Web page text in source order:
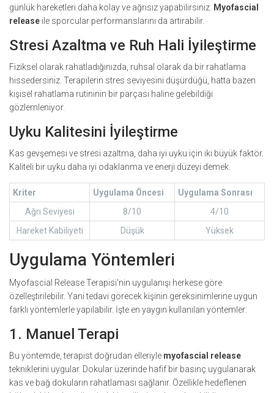
günlük hareketleri daha kolay ve ağrısız yapabilirsiniz. Myofascial
release ile sporcular performanslarını da artırabilir.
Stresi Azaltma ve Ruh Hali İyileştirme
Fiziksel olarak rahatladığınızda, ruhsal olarak da bir rahatlama
hissedersiniz. Terapilerin stres seviyesini düşürdüğü, hatta bazen
kişisel rahatlama rutininin bir parçası haline gelebildiği
gözlemleniyor.
Uyku Kalitesini İyileştirme
Kas gevşemesi ve stresi azaltma, daha iyi uyku için iki büyük faktör.
Kaliteli bir uyku daha iyi odaklanma ve enerji düzeyi demek.
Kriter Uygulama Öncesi
Uygulama Sonrası
Ağrı Seviyesi
8/10
4/10
Hareket Kabiliyeti
Düşük Yüksek
Uygulama Yöntemleri
Myofascial Release Terapisi'nin uygulanışı herkese göre
özelleştirilebilir. Yani tedavi görecek kişinin gereksinimlerine uygun
farklı yöntemlerle yapılabilir. İşte en yaygın kullanılan yöntemler:
1. Manuel Terapi
Bu yöntemde, terapist doğrudan elleriyle myofascial release
tekniklerini uygular. Dokular üzerinde hafif bir basınç uygulanarak
kas ve bağ dokuların rahatlaması sağlanır. Özellikle hedeflenen